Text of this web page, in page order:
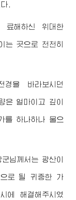
.
료해하신 위대한
는 곳으로 천천히
을 바라보시던
은 얼마이고 깊이
를 하나하나 물으
군님께서 는 광산이
로 될 귀중한 가
에 해결해주시였